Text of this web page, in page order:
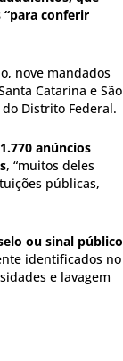
conferir
nove mandados
Catarina e São
Distrito Federal.
anúncios
, “muitos deles
públicas,
ou sinal público
identificados no
e lavagem